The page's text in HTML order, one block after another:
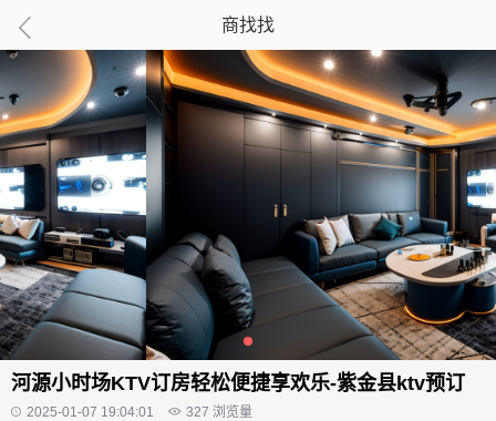
商找找
河源小时场KTV订房轻松便捷享欢乐-紫金县ktv预订
2025-01-07 19:04:01 327 浏览量